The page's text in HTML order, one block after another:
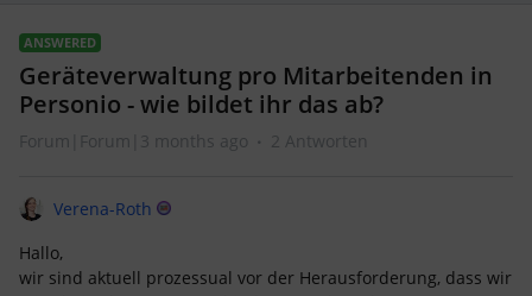
ANSWERED
Geräteverwaltung pro Mitarbeitenden in
Personio - wie bildet ihr das ab?
Forum|Forum|3 months ago 2 Antworten
Verena-Roth
Hallo,
wir sind aktuell prozessual vor der Herausforderung, dass wir